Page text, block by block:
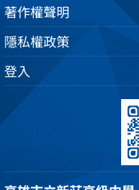
著作權聲明
隱私權政策
登入